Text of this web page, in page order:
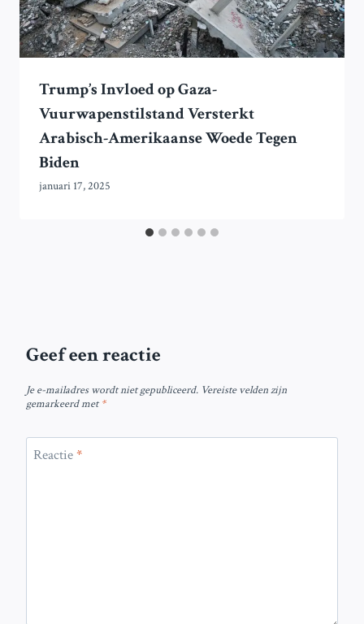
Trump’s Invloed op Gaza-
Vuurwapenstilstand Versterkt
Arabisch-Amerikaanse Woede Tegen
Biden
januari 17, 2025
Geef een reactie
Je e-mailadres wordt niet gepubliceerd. Vereiste velden zijn
gemarkeerd met*
Reactie*